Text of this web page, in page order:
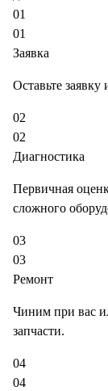
01
01
Заявка
Оставьте заявку
02
02
Диагностика
Первичная
сложного
03
03
Ремонт
Чиним при вас
запчасти.
04
04